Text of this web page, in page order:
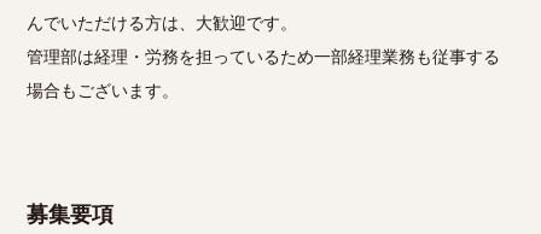
んでいただける方は、大歓迎です。
管理部は経理・労務を担っているため一部経理業務も従事する
場合もございます。
募集要項